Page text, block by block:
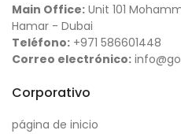
Main Office: Unit 101
Hamar - Dubai
Teléfono: +971 586601448
Correo electrónico:
Corporativo
página de inicio